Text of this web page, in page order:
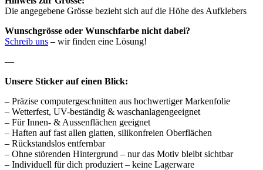
Die angegebene Grösse bezieht sich auf die Höhe des Aufklebers
Wunschgrösse oder Wunschfarbe nicht dabei?
Schreib uns – wir finden eine Lösung!
—
Unsere Sticker auf einen Blick:
– Präzise computergeschnitten aus hochwertiger Markenfolie
– Wetterfest, UV-beständig & waschanlagengeeignet
– Für Innen- & Aussenflächen geeignet
– Haften auf fast allen glatten, silikonfreien Oberflächen
– Rückstandslos entfernbar
– Ohne störenden Hintergrund – nur das Motiv bleibt sichtbar
– Individuell für dich produziert – keine Lagerware